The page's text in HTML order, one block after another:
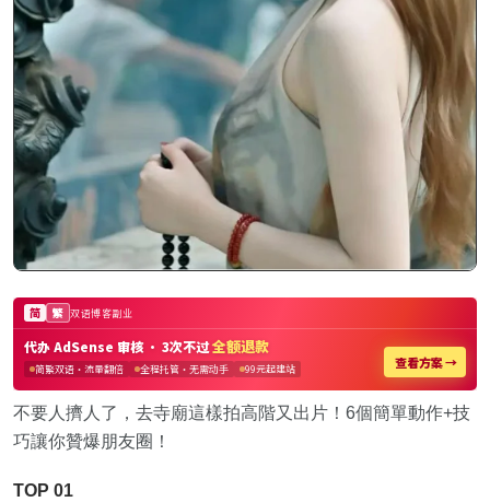
不要人擠人了，去寺廟這樣拍高階又出片！6個簡單動作+技
巧讓你贊爆朋友圈！
TOP 01